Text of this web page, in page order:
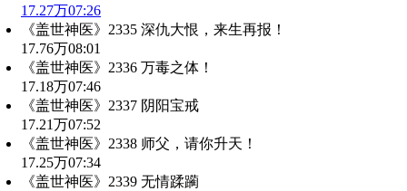
17.27万07:26
《盖世神医》2335 深仇大恨，来生再报！
17.76万08:01
《盖世神医》2336 万毒之体！
17.18万07:46
《盖世神医》2337 阴阳宝戒
17.21万07:52
《盖世神医》2338 师父，请你升天！
17.25万07:34
《盖世神医》2339 无情蹂躏